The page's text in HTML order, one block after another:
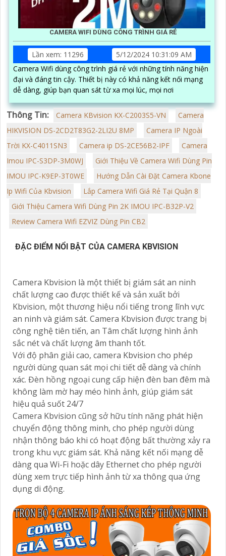
CAMERA WIFI DÙNG CÔNG TRÌNH GIÁ RẺ
Lần xem: 11296
5/12/2024 10:31:09 AM
Camera Wifi dùng công trình giá rẻ với những tính năng hiện
đại và đáng tin cậy. Thiết bị này có khả năng kết nối mạng
dễ dàng, giúp bạn quan sát từ xa mọi lúc, mọi nơi
Thông Tin: Camera KBvision KX-C2003S5-VN
Camera
HIKVISION DS-2CD2T83G2-2LI2U 8MP
Camera IP Ngoài
Trời KX-C4011SN3
Camera ip DS-2CE56B2-IPF
Camera
Imou IPC-S3DP-3M0WJ
Giới Thiệu Về Camera Wifi Dùng Pin
IMOU IPC-K9EP-3T0WE
Hướng Dẫn Cài Đặt Camera Kbone
Ip Wifi Của Kbvision
Lắp Camera Wifi Giá Rẻ Tại Quận 8
Giới Thiệu Camera Wifi Dùng Pin 2K IMOU IPC-B32P-V2
Review Camera Wifi EZVIZ Dùng Pin CB2
ĐẶC ĐIỂM NỔI BẬT CỦA CAMERA KBVISION
Camera Kbvision là một thiết bị giám sát an ninh
chất lượng cao được thiết kế và sản xuất bởi
Kbvision, một thương hiệu nổi tiếng trong lĩnh vực
an ninh và giám sát. Camera Kbvision được trang bị
công nghệ tiên tiến, an Tâm chất lượng hình ảnh
sắc nét và chất lượng âm thanh tốt.
Với độ phân giải cao, camera Kbvision cho phép
người dùng quan sát mọi chi tiết dễ dàng và chính
xác. Đèn hồng ngoại cung cấp hiện đèn ban đêm mà
không làm mờ hay méo hình ảnh, giúp giám sát
hiệu quả suốt 24/7
Camera Kbvision cũng sở hữu tính năng phát hiện
chuyển động thông minh, cho phép người dùng
nhận thông báo khi có hoạt động bất thường xảy ra
trong khu vực giám sát. Khả năng kết nối mạng dễ
dàng qua Wi-Fi hoặc dây Ethernet cho phép người
dùng xem trực tiếp hình ảnh từ xa thông qua ứng
dụng di động.